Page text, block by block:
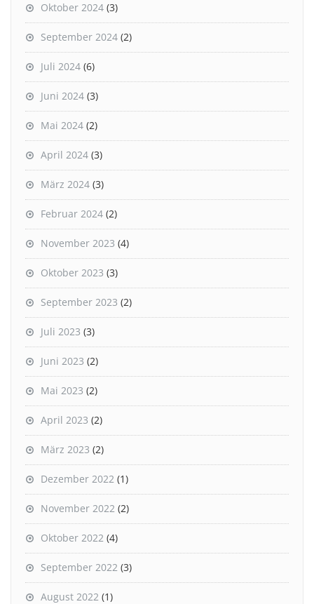
Oktober 2024 (3)
September 2024 (2)
Juli 2024 (6)
Juni 2024 (3)
Mai 2024 (2)
April 2024 (3)
März 2024 (3)
Februar 2024 (2)
November 2023 (4)
Oktober 2023 (3)
September 2023 (2)
Juli 2023 (3)
Juni 2023 (2)
Mai 2023 (2)
April 2023 (2)
März 2023 (2)
Dezember 2022 (1)
November 2022 (2)
Oktober 2022 (4)
September 2022 (3)
August 2022 (1)